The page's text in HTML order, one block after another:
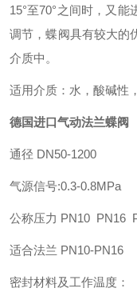
15°至70°之间时，又
调节，蝶阀具有较大的
介质中。
适用介质：水，酸碱性
德国进口气动法兰蝶阀
通径 DN50-
气源信号:0.3-0.8MPa
公称压力 PN10 PN16
适合法兰 PN10-PN16
密封材料及工作温度：